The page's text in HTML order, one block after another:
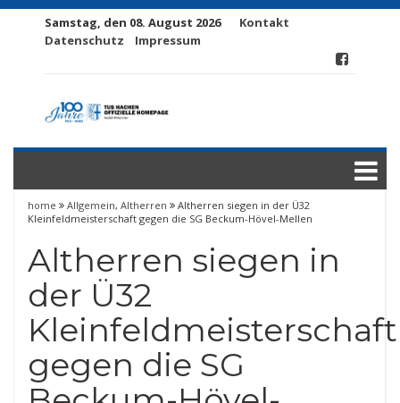
Samstag, den 08. August 2026
Kontakt
Datenschutz
Impressum
home Allgemein, Altherren
Altherren siegen in der Ü32
Kleinfeldmeisterschaft gegen die SG Beckum-Hövel-Mellen
Altherren siegen in
der Ü32
Kleinfeldmeisterschaft
gegen die SG